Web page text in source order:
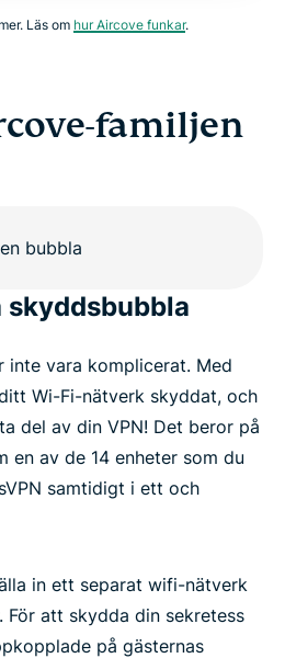
Läs om hur Aircove funkar.
familjen
skyddsbubbla
inte vara komplicerat. Med
Wi-Fi-nätverk skyddat, och
del av din VPN! Det beror på
en av de 14 enheter som du
samtidigt i ett och
in ett separat wifi-nätverk
För att skydda din sekretess
på gästernas